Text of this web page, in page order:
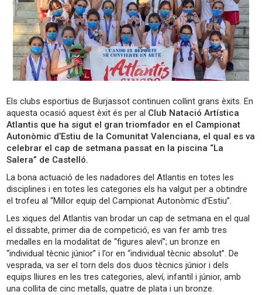
Els clubs esportius de Burjassot continuen collint grans èxits. En
aquesta ocasió aquest èxit és per al Club Natació Artística
Atlantis que ha sigut el gran triomfador en el Campionat
Autonòmic d’Estiu de la Comunitat Valenciana, el qual es va
celebrar el cap de setmana passat en la piscina “La
Salera” de Castelló.
La bona actuació de les nadadores del Atlantis en totes les
disciplines i en totes les categories els ha valgut per a obtindre
el trofeu al “Millor equip del Campionat Autonòmic d’Estiu”.
Les xiques del Atlantis van brodar un cap de setmana en el qual
el dissabte, primer dia de competició, es van fer amb tres
medalles en la modalitat de “figures aleví”; un bronze en
“individual tècnic júnior” i l’or en “individual tècnic absolut”. De
vesprada, va ser el torn dels dos duos tècnics júnior i dels
equips lliures en les tres categories, aleví, infantil i júnior, amb
una collita de cinc metalls, quatre de plata i un bronze.